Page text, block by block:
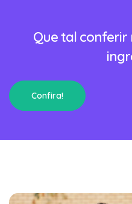
Que tal conferir
Confira!